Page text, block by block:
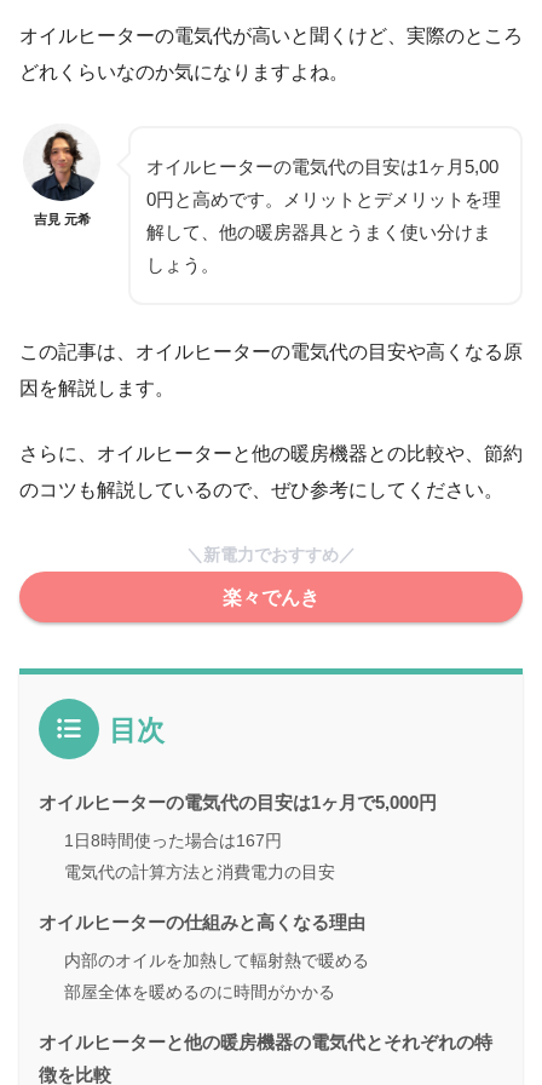
オイルヒーターの電気代が高いと聞くけど、実際のところ
どれくらいなのか気になりますよね。
吉見 元希
オイルヒーターの電気代の目安は1ヶ月5,00
0円と高めです。メリットとデメリットを理
解して、他の暖房器具とうまく使い分けま
しょう。
この記事は、オイルヒーターの電気代の目安や高くなる原
因を解説します。
さらに、オイルヒーターと他の暖房機器との比較や、節約
のコツも解説しているので、ぜひ参考にしてください。
＼新電力でおすすめ／
楽々でんき
目次
オイルヒーターの電気代の目安は1ヶ月で5,000円
1日8時間使った場合は167円
電気代の計算方法と消費電力の目安
オイルヒーターの仕組みと高くなる理由
内部のオイルを加熱して輻射熱で暖める
部屋全体を暖めるのに時間がかかる
オイルヒーターと他の暖房機器の電気代とそれぞれの特
徴を比較